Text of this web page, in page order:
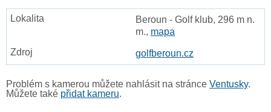
Beroun - Golf klub, 296 m n.
m., mapa
golfberoun.cz
Problém s kamerou můžete nahlásit na stránce Ventusky.
Můžete také přidat kameru.